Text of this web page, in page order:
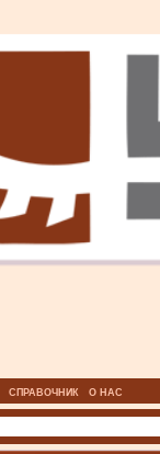
СПРАВОЧНИК О НАС